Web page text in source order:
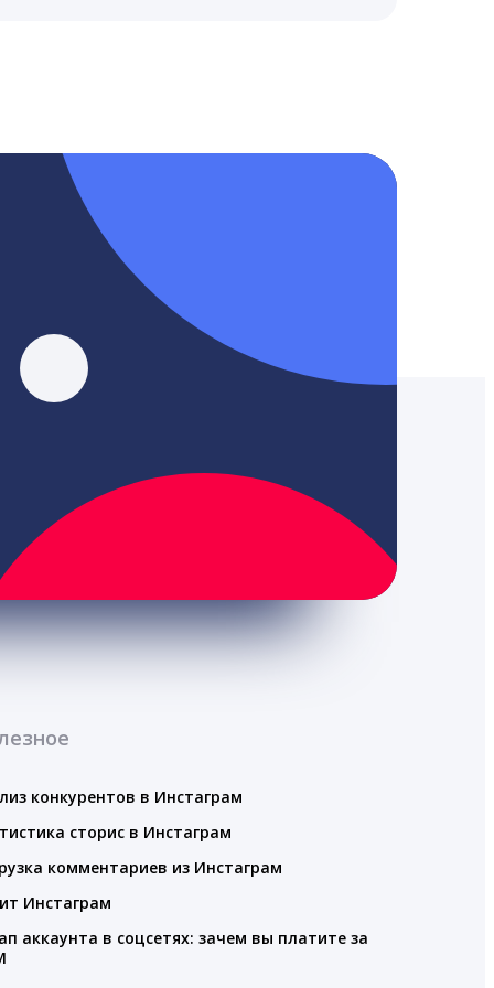
конкурентов в Инстаграм
сторис в Инстаграм
комментариев из Инстаграм
Инстаграм
аккаунта в соцсетях: зачем вы платите за